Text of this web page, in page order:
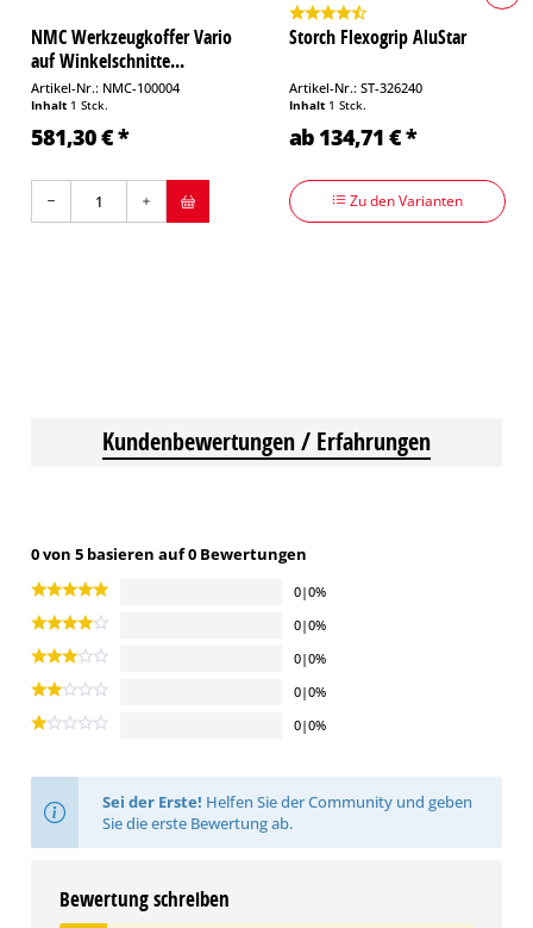
NMC Werkzeugkoffer Vario
auf Winkelschnitte...
Artikel-Nr.: NMC-100004
Inhalt 1 Stck.
581,30 € *
Storch Flexogrip AluStar
Artikel-Nr.: ST-326240
Inhalt 1 Stck.
ab 134,71 € *
Zu den Varianten
Kundenbewertungen / Erfahrungen
0 von 5 basieren auf 0 Bewertungen
0|0%
0|0%
0|0%
0|0%
0|0%
Sei der Erste! Helfen Sie der Community und geben
Sie die erste Bewertung ab.
Bewertung schreiben